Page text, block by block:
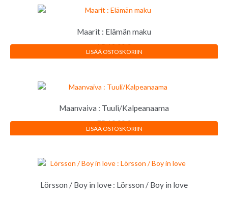
Maarit : Elämän maku
LP12,00€
LISÄÄ OSTOSKORIIN
Maanvaiva : Tuuli/Kalpeanaama
EP10,00€
LISÄÄ OSTOSKORIIN
Lörsson / Boy in love : Lörsson / Boy in love